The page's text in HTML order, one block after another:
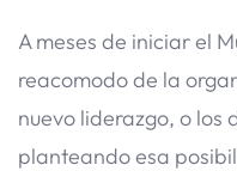
A meses de iniciar el
reacomodo de la
nuevo liderazgo, o los
planteando esa